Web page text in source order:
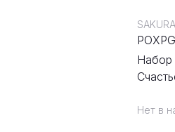
Нет в
Набор
SAKURA